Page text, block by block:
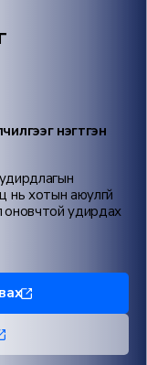
нэгтгэн
нь хотын аюулгүй
оновчтой удирдах